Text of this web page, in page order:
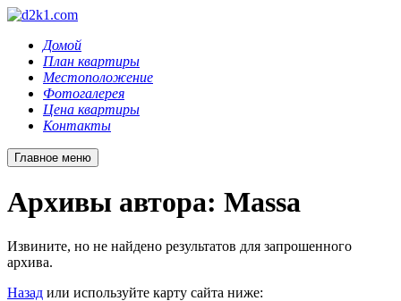
Домой
План квартиры
Местоположение
Фотогалерея
Цена квартиры
Контакты
Главное меню
Архивы автора: Massa
Извините, но не найдено результатов для запрошенного
архива.
Назад или используйте карту сайта ниже: